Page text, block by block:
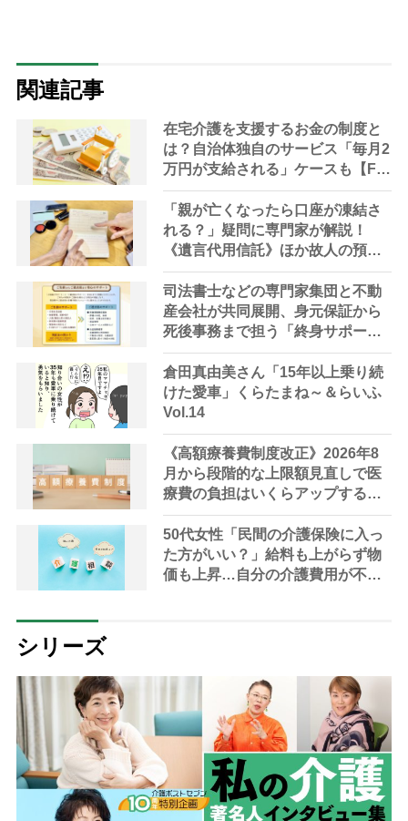
関連記事
在宅介護を支援するお金の制度と
は？自治体独自のサービス「毎月2
万円が支給される」ケースも【FP
解説】
「親が亡くなったら口座が凍結さ
れる？」疑問に専門家が解説！
《遺言代用信託》ほか故人の預金
を引き出す方法やサービス
司法書士などの専門家集団と不動
産会社が共同展開、身元保証から
死後事務まで担う「終身サポー
ト」の提供を開始
倉田真由美さん「15年以上乗り続
けた愛車」くらたまね～＆らいふ
Vol.14
《高額療養費制度改正》2026年8
月から段階的な上限額見直しで医
療費の負担はいくらアップする？
高齢者への影響は？【FP解説】
50代女性「民間の介護保険に入っ
た方がいい？」給料も上がらず物
価も上昇…自分の介護費用が不安
シリーズ